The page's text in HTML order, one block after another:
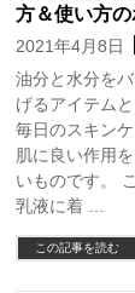
方＆使い方の
2021年4月8日
油分と水分を
げるアイテム
毎日のスキン
肌に良い作用
いものです。
乳液に着 …
この記事を読む